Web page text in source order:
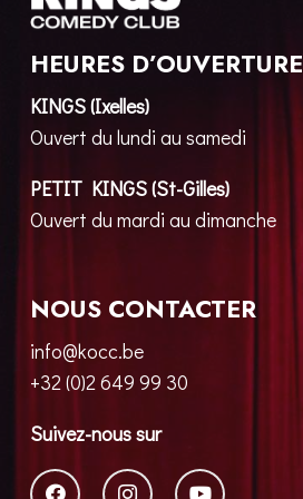
HEURES D’OUVERTURE
KINGS (Ixelles)
Ouvert du lundi au samedi
PETIT KINGS (St-Gilles)
Ouvert du mardi au dimanche
NOUS CONTACTER
info@kocc.be
+32 (0)2 649 99 30
Suivez-nous sur